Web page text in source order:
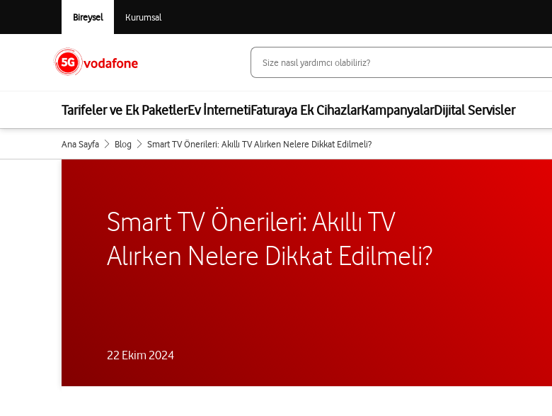
Bireysel Kurumsal
Tarifeler ve Ek PaketlerEv İnternetiFaturaya Ek CihazlarKampanyalarDijital Servisler
Ana Sayfa Blog Smart TV Önerileri: Akıllı TV Alırken Nelere Dikkat Edilmeli?
Smart TV Önerileri: Akıllı TV
Alırken Nelere Dikkat Edilmeli?
22 Ekim 2024